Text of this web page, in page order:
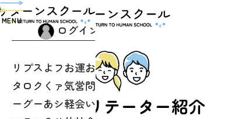
toggle
navigation
MENU
ログイン
リ
タ
ー
プ
ロ
グ
ス
ク
ー
よ
く
あ
フ
ァ
シ
お
気
軽
運
営
会
お
問
い
ファシリテーター紹介